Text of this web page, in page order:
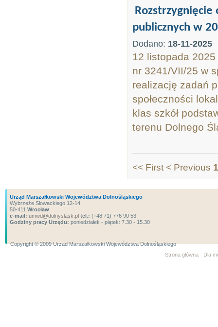
publicznych w
Dodano: 18-11-2025
12 listopada 2025
nr 3241/VII/25 w
realizację zadań
społeczności
klas szkół
terenu Dolnego
<< First < Previous
Urząd Marszałkowski Województwa Dolnośląskiego
Wybrzeże Słowackiego 12-14
50-411 Wrocław
e-mail: umwd@dolnyslask.pl tel.: (+48 71) 776 90 53
Godziny pracy Urzędu: poniedziałek - piątek: 7.30 - 15.30
Copyright ® 2009 Urząd Marszałkowski Województwa Dolnośląskiego
Strona główna
Dla